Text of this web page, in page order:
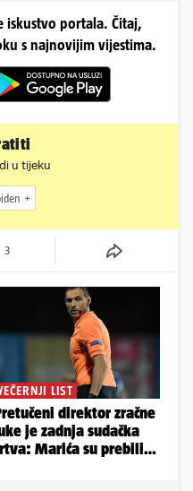
iskustvo portala. Čitaj,
s najnovijim vijestima.
u tijeku
3